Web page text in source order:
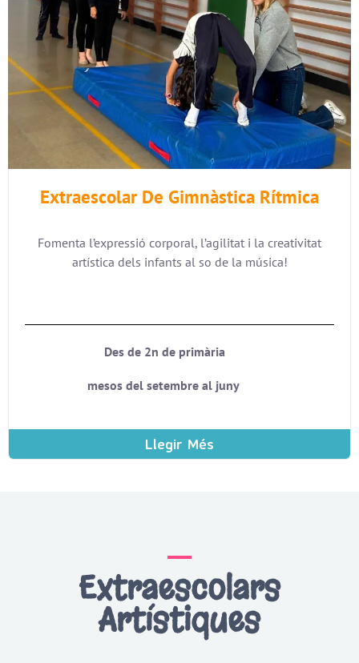
Extraescolar De Gimnàstica Rítmica
Fomenta l’expressió corporal, l’agilitat i la creativitat
artística dels infants al so de la música!
Des de 2n de primària
mesos del setembre al juny
Llegir Més
Extraescolars
Artístiques